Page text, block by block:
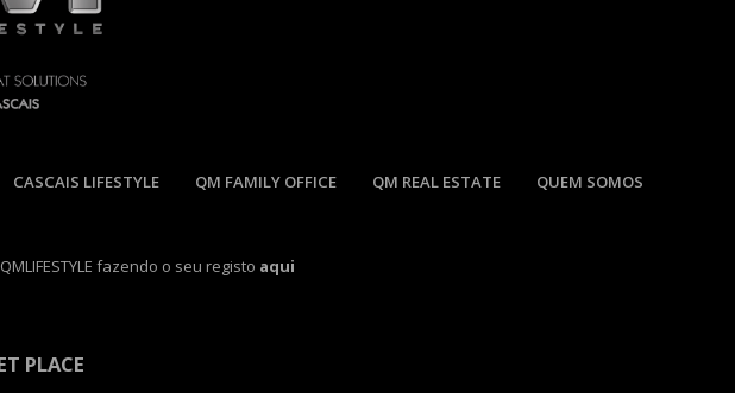
CASCAIS LIFESTYLE QM FAMILY OFFICE QM REAL ESTATE QUEM SOMOS
fazendo o seu registo aqui
PLACE